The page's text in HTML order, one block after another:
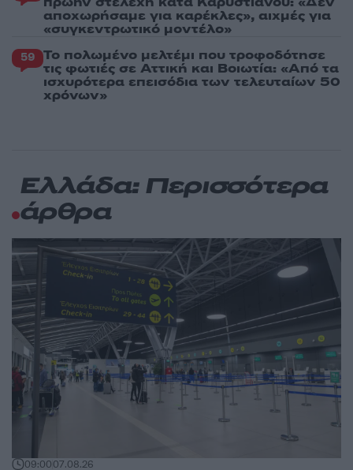
αποχωρήσαμε για καρέκλες», αιχμές για
«συγκεντρωτικό μοντέλο»
59 Το πολωμένο μελτέμι που τροφοδότησε
τις φωτιές σε Αττική και Βοιωτία: «Από τα
ισχυρότερα επεισόδια των τελευταίων 50
χρόνων»
Ελλάδα: Περισσότερα
άρθρα
09:0007.08.26